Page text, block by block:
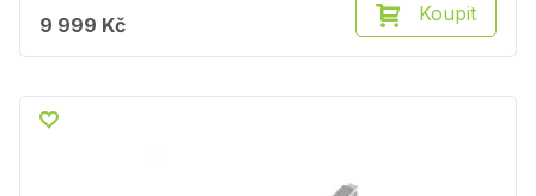
9 999 Kč Koupit